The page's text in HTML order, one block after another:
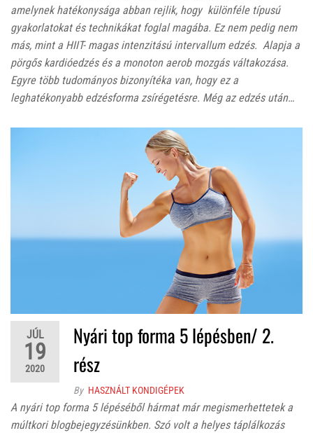
amelynek hatékonysága abban rejlik, hogy különféle típusú
gyakorlatokat és technikákat foglal magába. Ez nem pedig nem
más, mint a HIIT- magas intenzitású intervallum edzés. Alapja a
pörgős kardióedzés és a monoton aerob mozgás váltakozása.
Egyre több tudományos bizonyítéka van, hogy ez a
leghatékonyabb edzésforma zsírégetésre. Még az edzés után…
JÚL
19
2020
Nyári top forma 5 lépésben/ 2.
rész
By HASZNÁLT KONDIGÉPEK
A nyári top forma 5 lépéséből hármat már megismerhettetek a
múltkori blogbejegyzésünkben. Szó volt a helyes táplálkozás